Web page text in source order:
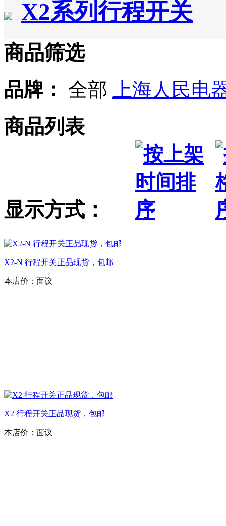
X2系列行程开关
商品筛选
品牌： 全部 上海人民电
商品列表
显示方式：
X2-N 行程开关正品现货，包邮
本店价： 面议
X2 行程开关正品现货，包邮
本店价： 面议